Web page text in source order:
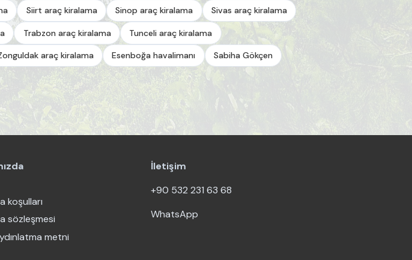
Siirt araç kiralama Sinop araç kiralama Sivas araç kiralama
Trabzon araç kiralama Tunceli araç kiralama
araç kiralama Esenboğa havalimanı Sabiha Gökçen
koşulları
sözleşmesi
metni
İletişim
+90 532 231 63 68
WhatsApp